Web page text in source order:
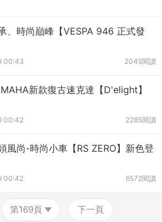
、時尚巔峰【VESPA 946 正式發
00:43 2045閱讀
新款復古速克達【D'elight】
00:42 2285閱讀
風尚-時尚小車【RS ZERO】新色登
00:42 6572閱讀
第169頁 下一頁